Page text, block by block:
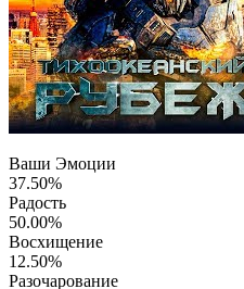
Ваши Эмоции
37.50%
Радость
50.00%
Восхищение
12.50%
Разочарование